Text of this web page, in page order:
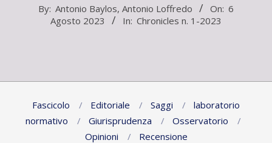
2023-
By: Antonio Baylos, Antonio Loffredo On: 6
Agosto 2023
In: Chronicles n. 1-2023
Fascicolo Editoriale Saggi
laboratorio
normativo
Giurisprudenza
Osservatorio
Opinioni
Recensione